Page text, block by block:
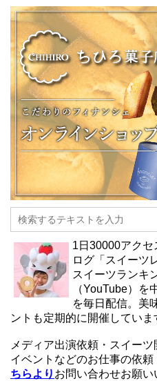
1日30000アク
ログ「スイーツ
スイーツランキ
（YouTube）を
を毎日配信。美
ントも定期的に開催していま
メディア出演依頼・スイー
イベントなどのお仕事の依
ちらより お問い合わせお願い